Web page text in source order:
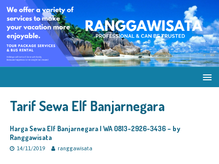
Tarif Sewa Elf Banjarnegara
Harga Sewa Elf Banjarnegara | WA 0813-2926-3436 – by
Ranggawisata
14/11/2019 ranggawisata